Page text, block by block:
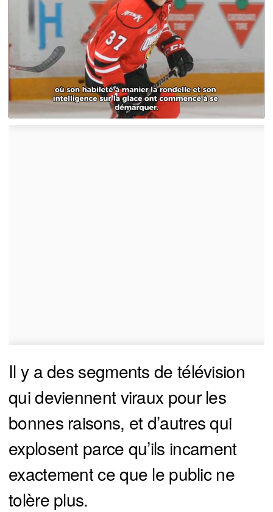
Il y a des segments de télévision
qui deviennent viraux pour les
bonnes raisons, et d’autres qui
explosent parce qu’ils incarnent
exactement ce que le public ne
tolère plus.